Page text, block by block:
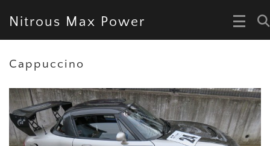
Nitrous Max Power
Cappuccino